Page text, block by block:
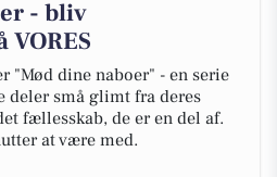
- bliv
"Mød dine naboer" - en serie
små glimt fra deres
fællesskab, de er en del af.
at være med.